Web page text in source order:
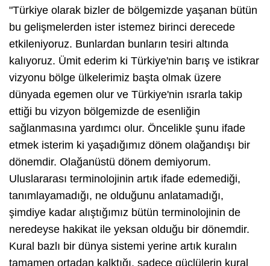
"Türkiye olarak bizler de bölgemizde yaşanan bütün
bu gelişmelerden ister istemez birinci derecede
etkileniyoruz. Bunlardan bunların tesiri altında
kalıyoruz. Ümit ederim ki Türkiye'nin barış ve istikrar
vizyonu bölge ülkelerimiz başta olmak üzere
dünyada egemen olur ve Türkiye'nin ısrarla takip
ettiği bu vizyon bölgemizde de esenliğin
sağlanmasına yardımcı olur. Öncelikle şunu ifade
etmek isterim ki yaşadığımız dönem olağandışı bir
dönemdir. Olağanüstü dönem demiyorum.
Uluslararası terminolojinin artık ifade edemediği,
tanımlayamadığı, ne olduğunu anlatamadığı,
şimdiye kadar alıştığımız bütün terminolojinin de
neredeyse hakikat ile yeksan olduğu bir dönemdir.
Kural bazlı bir dünya sistemi yerine artık kuralın
tamamen ortadan kalktığı, sadece güçlülerin kural